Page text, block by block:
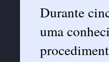
Durante
uma